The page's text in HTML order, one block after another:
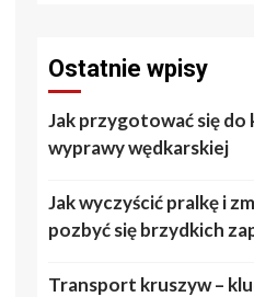
Ostatnie wpisy
Jak przygotować się
wyprawy wędkarskiej
Jak wyczyścić pralkę i
pozbyć się brzydkich
Transport kruszyw –